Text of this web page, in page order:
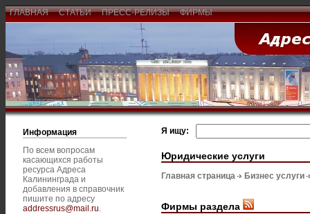
ГЛАВНАЯ СТАТЬИ ПРЕСС-РЕЛИЗЫ ФИРМЫ
Информация
По всем вопросам
касающихся работы
ресурса Адреса
Калининграда и
добавления в справочник
пишите по адресу
addressrus@mail.ru.
Я ищу:
Юридические услуги
Главная страница Бизнес услуги
Фирмы раздела